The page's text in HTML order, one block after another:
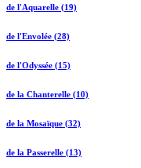
de l'Aquarelle (19)
de l'Envolée (28)
de l'Odyssée (15)
de la Chanterelle (10)
de la Mosaïque (32)
de la Passerelle (13)